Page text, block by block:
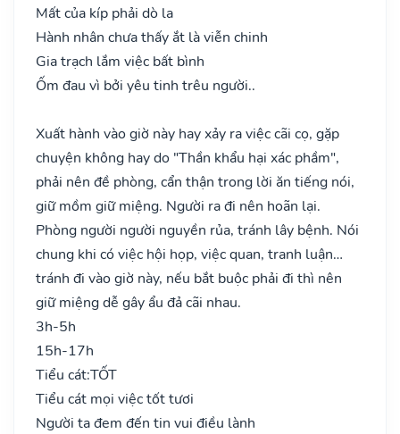
Mất của kíp phải dò la
Hành nhân chưa thấy ắt là viễn chinh
Gia trạch lắm việc bất bình
Ốm đau vì bởi yêu tinh trêu người..
Xuất hành vào giờ này hay xảy ra việc cãi cọ, gặp
chuyện không hay do "Thần khẩu hại xác phầm",
phải nên đề phòng, cẩn thận trong lời ăn tiếng nói,
giữ mồm giữ miệng. Người ra đi nên hoãn lại.
Phòng người người nguyền rủa, tránh lây bệnh. Nói
chung khi có việc hội họp, việc quan, tranh luận…
tránh đi vào giờ này, nếu bắt buộc phải đi thì nên
giữ miệng dễ gây ẩu đả cãi nhau.
3h-5h
15h-17h
Tiểu cát:TỐT
Tiểu cát mọi việc tốt tươi
Người ta đem đến tin vui điều lành